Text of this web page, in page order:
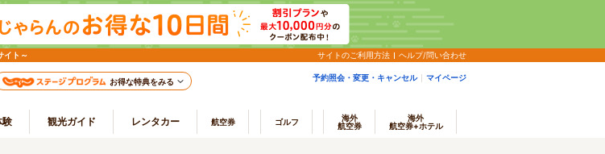
イト～ サイトのご利用方法 ヘルプ/問い合わせ
お得な特典をみる 予約照会・変更・キャンセル マイページ
験 観光ガイド レンタカー 航空券 ゴルフ
海外
航空券
海外
航空券+ホテル